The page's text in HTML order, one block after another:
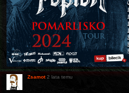
Zsamot 2 lata temu